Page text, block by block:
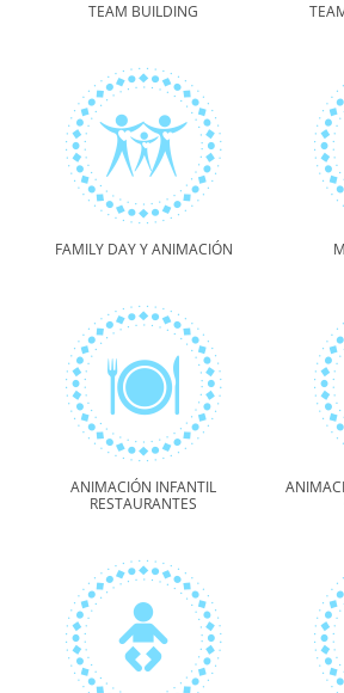
TEAM BUILDING
FAMILY DAY Y ANIMACIÓN
ANIMACIÓN INFANTIL
RESTAURANTES